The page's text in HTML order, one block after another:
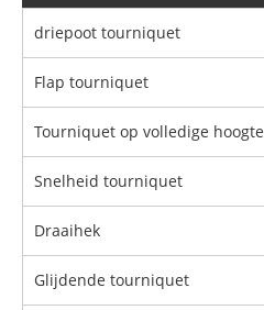
driepoot tourniquet
Flap tourniquet
Tourniquet op volledige hoogte
Snelheid tourniquet
Draaihek
Glijdende tourniquet